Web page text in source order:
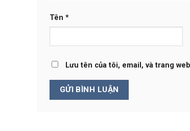
Tên *
Lưu tên của tôi, email, và trang